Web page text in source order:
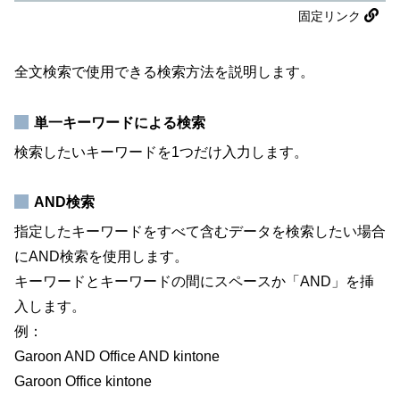
固定リンク
全文検索で使用できる検索方法を説明します。
単一キーワードによる検索
検索したいキーワードを1つだけ入力します。
AND検索
指定したキーワードをすべて含むデータを検索したい場合
にAND検索を使用します。
キーワードとキーワードの間にスペースか「AND」を挿
入します。
例：
Garoon AND Office AND kintone
Garoon Office kintone